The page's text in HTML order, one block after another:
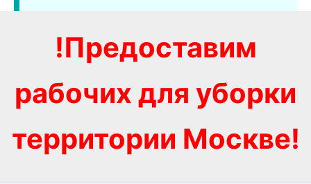
!Предоставим
рабочих для уборки
территории Москве!